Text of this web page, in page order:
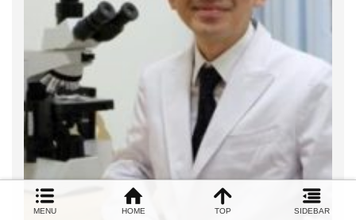
MENU HOME TOP SIDEBAR